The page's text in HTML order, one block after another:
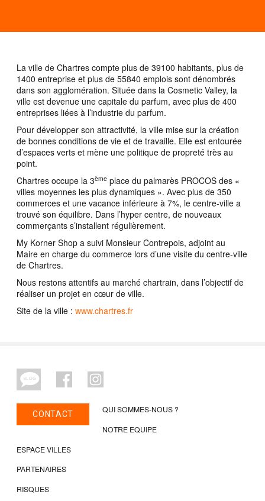
La ville de Chartres compte plus de 39100 habitants, plus de
1400 entreprise et plus de 55840 emplois sont dénombrés
dans son agglomération. Située dans la Cosmetic Valley, la
ville est devenue une capitale du parfum, avec plus de 400
entreprises liées à l’industrie du parfum.
Pour développer son attractivité, la ville mise sur la création
de bonnes conditions de vie et de travaille. Elle est entourée
d’espaces verts et mène une politique de propreté très au
point.
Chartres occupe la 3ème place du palmarès PROCOS des «
villes moyennes les plus dynamiques ». Avec plus de 350
commerces et une vacance inférieure à 7%, le centre-ville a
trouvé son équilibre. Dans l’hyper centre, de nouveaux
commerçants s’installent régulièrement.
My Korner Shop a suivi Monsieur Contrepois, adjoint au
Maire en charge du commerce lors d’une visite du centre-ville
de Chartres.
Nous restons attentifs au marché chartrain, dans l’objectif de
réaliser un projet en cœur de ville.
Site de la ville : www.chartres.fr
CONTACT
QUI SOMMES-NOUS ?
NOTRE EQUIPE
ESPACE VILLES
PARTENAIRES
RISQUES